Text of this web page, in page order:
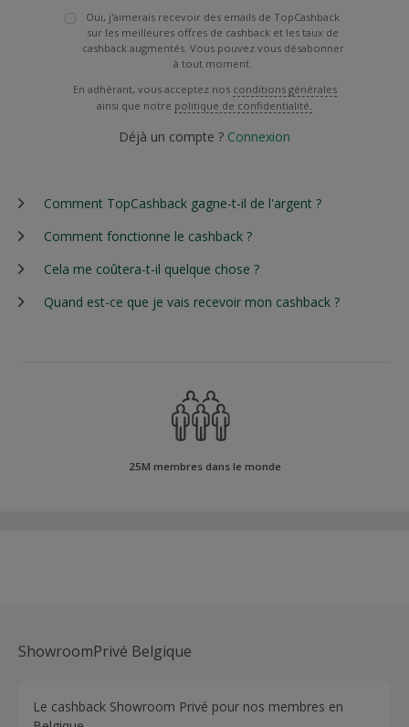
Oui, j'aimerais recevoir des emails de TopCashback
sur les meilleures offres de cashback et les taux de
cashback augmentés. Vous pouvez vous désabonner
à tout moment.
En adhérant, vous acceptez nos conditions générales
ainsi que notre politique de confidentialité.
Déjà un compte ? Connexion
Comment TopCashback gagne-t-il de l'argent ?
Comment fonctionne le cashback ?
Cela me coûtera-t-il quelque chose ?
Quand est-ce que je vais recevoir mon cashback ?
25M membres dans le monde
ShowroomPrivé Belgique
Le cashback Showroom Privé pour nos membres en